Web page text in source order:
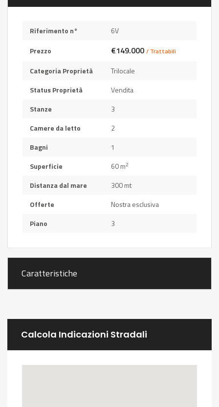
Riferimento n°
6V
Prezzo
€149.000 / Trattabili
Categoria Proprietà
Trilocale
Status Proprietà
Vendita
Stanze
3
Camere da letto
2
Bagni
1
Superficie
60 m2
Distanza dal mare
300 mt
Offerte
Nostra esclusiva
Piano
3
Caratteristiche
Calcola Indicazioni Stradali